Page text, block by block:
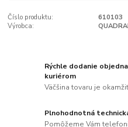
Číslo produktu:
610103
Výrobca:
Rýchle dodanie
kuriérom
Väčšina tovaru je
Plnohodnotná
Pomôžeme Vám